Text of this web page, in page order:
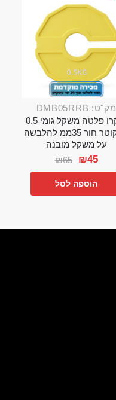
מק"ט: DMB05RRB
מיקרו פלטה משקל גומי 0.5
קג קוטר חור 35ממ להלבשה
על משקל מובנה
₪65 ₪45
הוספה לסל